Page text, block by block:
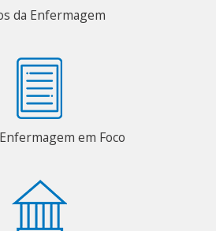
da Enfermagem
em Foco